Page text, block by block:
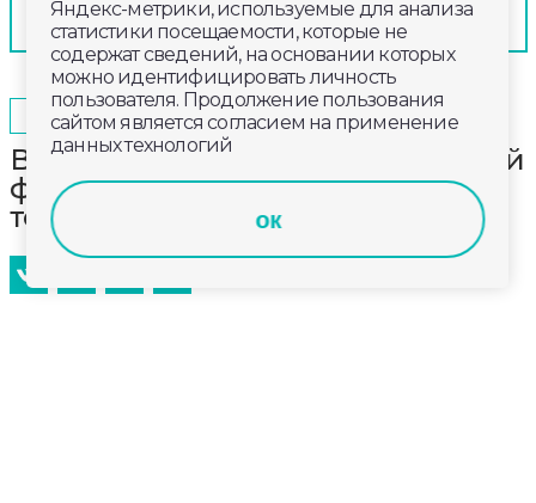
СПОРТ 2025-10-31 09:00
Во Владимире проходит областной
фестиваль детских и юношеских
театров «Реплика»
Яндекс-метрики, используемые для анализа
статистики посещаемости, которые не
содержат сведений, на основании которых
можно идентифицировать личность
пользователя. Продолжение пользования
сайтом является согласием на применение
данных технологий
ок